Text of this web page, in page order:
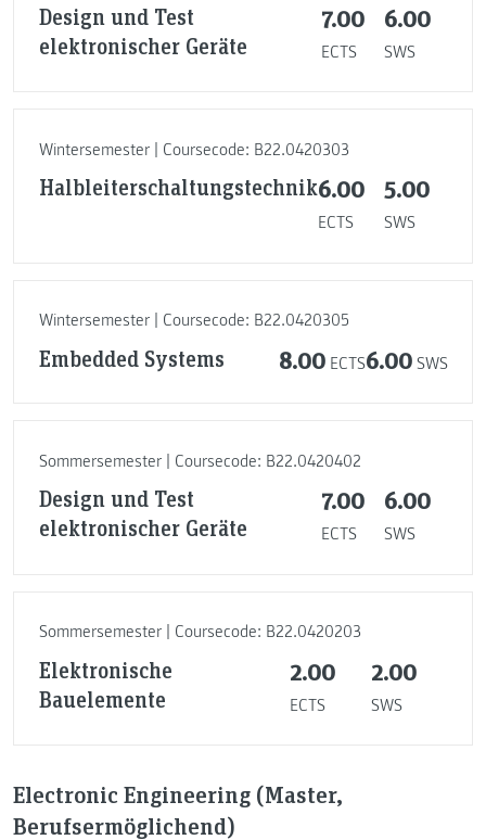
Design und Test
elektronischer Geräte
7.00
ECTS
6.00
SWS
Wintersemester | Coursecode: B22.0420303
Halbleiterschaltungstechnik6.00
ECTS
5.00
SWS
Wintersemester | Coursecode: B22.0420305
Embedded Systems 8.00 ECTS6.00 SWS
Sommersemester | Coursecode: B22.0420402
Design und Test
elektronischer Geräte
7.00
ECTS
6.00
SWS
Sommersemester | Coursecode: B22.0420203
Elektronische
Bauelemente
2.00
ECTS
2.00
SWS
Electronic Engineering (Master,
Berufsermöglichend)